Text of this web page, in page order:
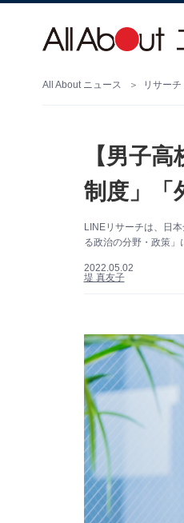
All About ニュース リサーチ
【男子
制度」「
LINEリサーチは、日
る政治の分野・政策」
2022.05.02
堤 真友子